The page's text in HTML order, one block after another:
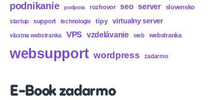
podnikanie podpora rozhovor seo server slovensko
startup support technologie tipy virtualny server
vlastna webstranka VPS vzdelávanie web webstranka
websupport wordpress zadarmo
E-Book zadarmo